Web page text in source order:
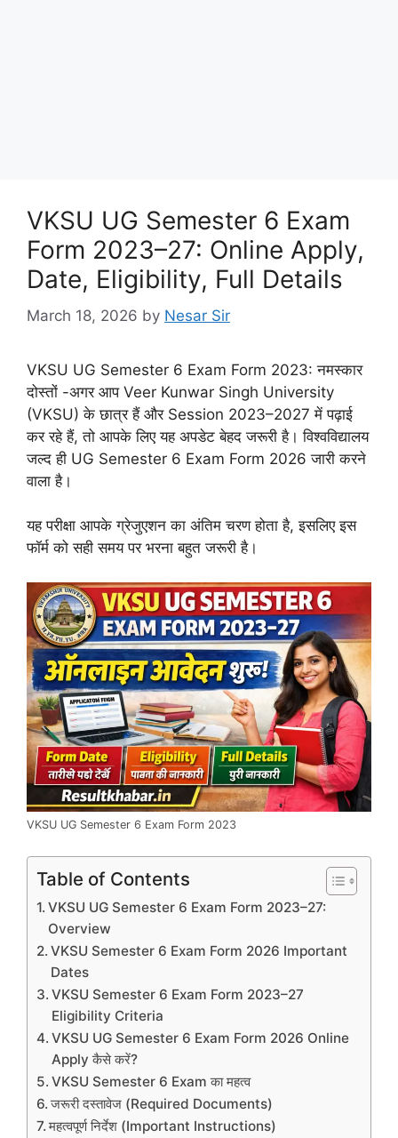
VKSU UG Semester 6 Exam
Form 2023–27: Online Apply,
Date, Eligibility, Full Details
March 18, 2026 by Nesar Sir
VKSU UG Semester 6 Exam Form 2023: नमस्कार
दोस्तों -अगर आप Veer Kunwar Singh University
(VKSU) के छात्र हैं और Session 2023–2027 में पढ़ाई
कर रहे हैं, तो आपके लिए यह अपडेट बेहद जरूरी है। विश्वविद्यालय
जल्द ही UG Semester 6 Exam Form 2026 जारी करने
वाला है।
यह परीक्षा आपके ग्रेजुएशन का अंतिम चरण होता है, इसलिए इस
फॉर्म को सही समय पर भरना बहुत जरूरी है।
VKSU UG Semester 6 Exam Form 2023
Table of Contents
VKSU UG Semester 6 Exam Form 2023–27:
Overview
VKSU Semester 6 Exam Form 2026 Important
Dates
VKSU Semester 6 Exam Form 2023–27
Eligibility Criteria
VKSU UG Semester 6 Exam Form 2026 Online
Apply कैसे करें?
VKSU Semester 6 Exam का महत्व
जरूरी दस्तावेज (Required Documents)
महत्वपूर्ण निर्देश (Important Instructions)